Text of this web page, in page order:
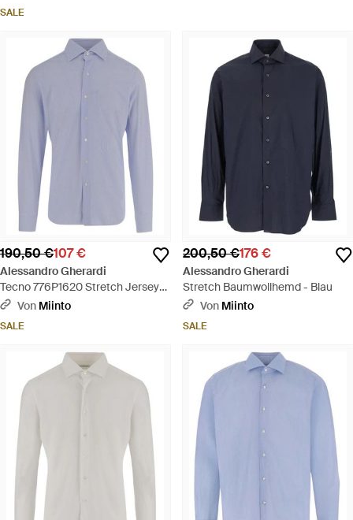
SALE
190,50 €107 €
Alessandro Gherardi
Tecno 776P1620 Stretch Jersey
Shirt - Blau
Von Miinto
SALE
200,50 €176 €
Alessandro Gherardi
Stretch Baumwollhemd - Blau
Von Miinto
SALE